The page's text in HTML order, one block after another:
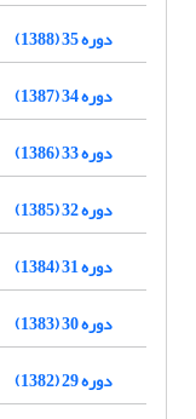
دوره 35 (1388)
دوره 34 (1387)
دوره 33 (1386)
دوره 32 (1385)
دوره 31 (1384)
دوره 30 (1383)
دوره 29 (1382)